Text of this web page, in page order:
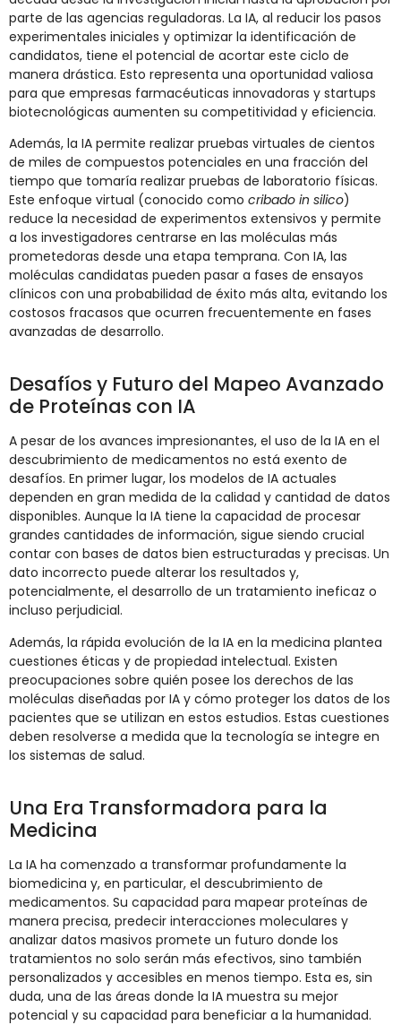
parte de las agencias reguladoras. La IA, al reducir los pasos
experimentales iniciales y optimizar la identificación de
candidatos, tiene el potencial de acortar este ciclo de
manera drástica. Esto representa una oportunidad valiosa
para que empresas farmacéuticas innovadoras y startups
biotecnológicas aumenten su competitividad y eficiencia.
Además, la IA permite realizar pruebas virtuales de cientos
de miles de compuestos potenciales en una fracción del
tiempo que tomaría realizar pruebas de laboratorio físicas.
Este enfoque virtual (conocido como cribado in silico)
reduce la necesidad de experimentos extensivos y permite
a los investigadores centrarse en las moléculas más
prometedoras desde una etapa temprana. Con IA, las
moléculas candidatas pueden pasar a fases de ensayos
clínicos con una probabilidad de éxito más alta, evitando los
costosos fracasos que ocurren frecuentemente en fases
avanzadas de desarrollo.
Desafíos y Futuro del Mapeo Avanzado
de Proteínas con IA
A pesar de los avances impresionantes, el uso de la IA en el
descubrimiento de medicamentos no está exento de
desafíos. En primer lugar, los modelos de IA actuales
dependen en gran medida de la calidad y cantidad de datos
disponibles. Aunque la IA tiene la capacidad de procesar
grandes cantidades de información, sigue siendo crucial
contar con bases de datos bien estructuradas y precisas. Un
dato incorrecto puede alterar los resultados y,
potencialmente, el desarrollo de un tratamiento ineficaz o
incluso perjudicial.
Además, la rápida evolución de la IA en la medicina plantea
cuestiones éticas y de propiedad intelectual. Existen
preocupaciones sobre quién posee los derechos de las
moléculas diseñadas por IA y cómo proteger los datos de los
pacientes que se utilizan en estos estudios. Estas cuestiones
deben resolverse a medida que la tecnología se integre en
los sistemas de salud.
Una Era Transformadora para la
Medicina
La IA ha comenzado a transformar profundamente la
biomedicina y, en particular, el descubrimiento de
medicamentos. Su capacidad para mapear proteínas de
manera precisa, predecir interacciones moleculares y
analizar datos masivos promete un futuro donde los
tratamientos no solo serán más efectivos, sino también
personalizados y accesibles en menos tiempo. Esta es, sin
duda, una de las áreas donde la IA muestra su mejor
potencial y su capacidad para beneficiar a la humanidad.